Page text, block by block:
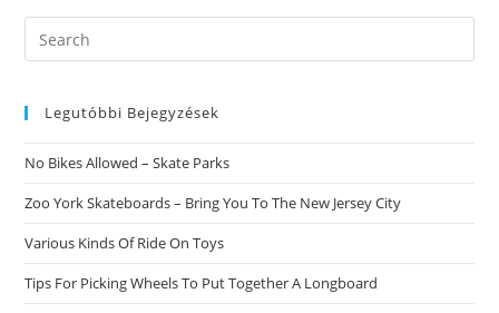
MГјtter
Bei
Lernen
Search
this
Legutóbbi Bejegyzések
No Bikes Allowed – Skate Parks
Zoo York Skateboards – Bring You To The New Jersey City
Various Kinds Of Ride On Toys
Tips For Picking Wheels To Put Together A Longboard